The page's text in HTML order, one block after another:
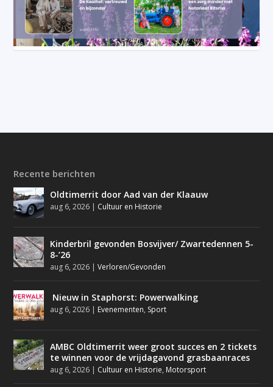
Recente berichten
Oldtimerrit door Aad van der Klaauw
aug 6, 2026 | Cultuur en Historie
Kinderbril gevonden Bosvijver/ Zwartedennen 5-
8-’26
aug 6, 2026 |Verloren/Gevonden
Nieuw in Staphorst: Powerwalking
aug 6, 2026 | Evenementen, Sport
AMBC Oldtimerrit weer groot succes en 2 tickets
te winnen voor de vrijdagavond grasbaanraces
aug 6, 2026 | Cultuur en Historie, Motorsport